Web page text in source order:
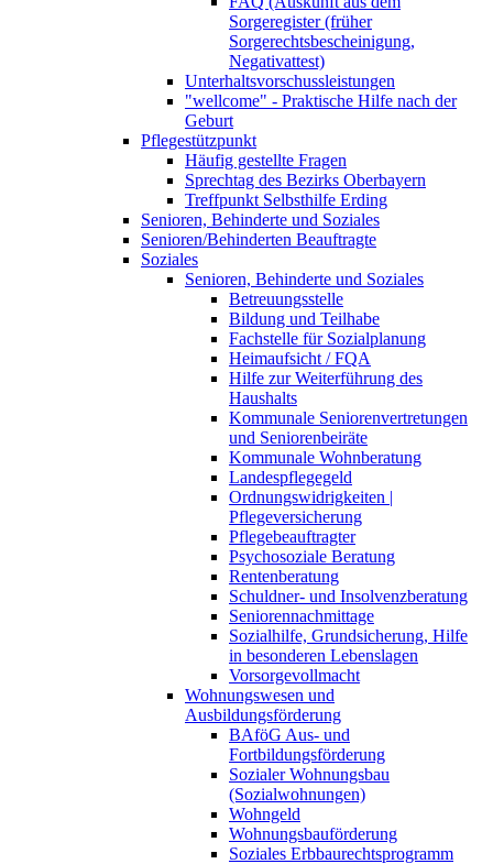
Sorgeregister (früher
Sorgerechtsbescheinigung,
Negativattest)
Unterhaltsvorschussleistungen
"wellcome" - Praktische Hilfe nach der
Geburt
Pflegestützpunkt
Häufig gestellte Fragen
Sprechtag des Bezirks Oberbayern
Treffpunkt Selbsthilfe Erding
Senioren, Behinderte und Soziales
Senioren/Behinderten Beauftragte
Soziales
Senioren, Behinderte und Soziales
Betreuungsstelle
Bildung und Teilhabe
Fachstelle für Sozialplanung
Heimaufsicht / FQA
Hilfe zur Weiterführung des
Haushalts
Kommunale Seniorenvertretungen
und Seniorenbeiräte
Kommunale Wohnberatung
Landespflegegeld
Ordnungswidrigkeiten |
Pflegeversicherung
Pflegebeauftragter
Psychosoziale Beratung
Rentenberatung
Schuldner- und Insolvenzberatung
Seniorennachmittage
Sozialhilfe, Grundsicherung, Hilfe
in besonderen Lebenslagen
Vorsorgevollmacht
Wohnungswesen und
Ausbildungsförderung
BAföG Aus- und
Fortbildungsförderung
Sozialer Wohnungsbau
(Sozialwohnungen)
Wohngeld
Wohnungsbauförderung
Soziales Erbbaurechtsprogramm